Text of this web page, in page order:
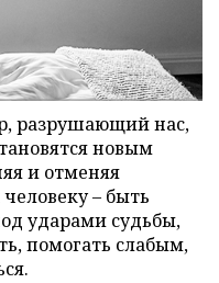
разрушающий нас,
новым
и отменяя
– быть
ударами судьбы,
помогать слабым,